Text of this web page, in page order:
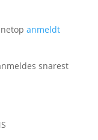
anmeldt
snarest